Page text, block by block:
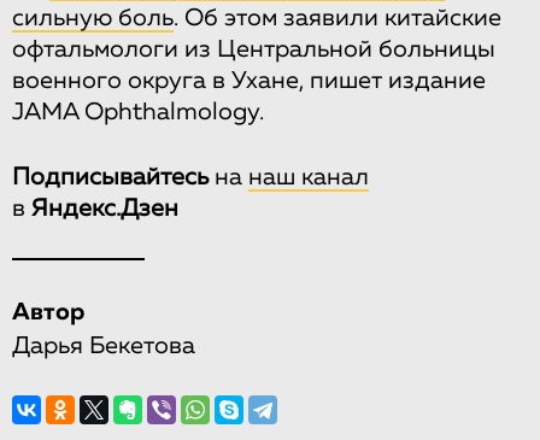
сильную боль. Об этом заявили китайские
офтальмологи из Центральной больницы
военного округа в Ухане, пишет издание
JAMA Ophthalmology.
Подписывайтесьна наш канал
в Яндекс.Дзен
Автор
Дарья Бекетова